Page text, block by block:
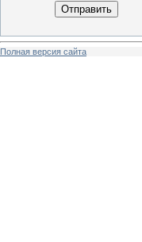
Отправить
Полная версия сайта